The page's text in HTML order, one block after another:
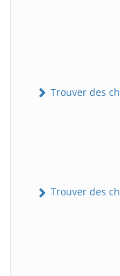
Trouver des
Trouver des